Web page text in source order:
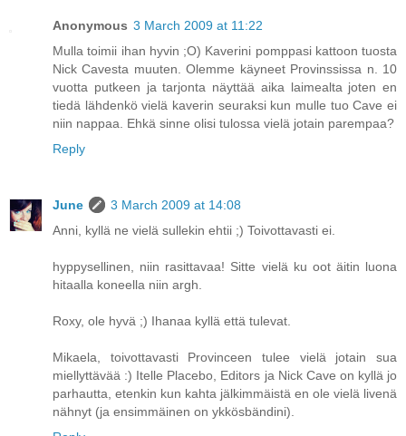
Anonymous 3 March 2009 at 11:22
Mulla toimii ihan hyvin ;O) Kaverini pomppasi kattoon tuosta
Nick Cavesta muuten. Olemme käyneet Provinssissa n. 10
vuotta putkeen ja tarjonta näyttää aika laimealta joten en
tiedä lähdenkö vielä kaverin seuraksi kun mulle tuo Cave ei
niin nappaa. Ehkä sinne olisi tulossa vielä jotain parempaa?
Reply
June
3 March 2009 at 14:08
Anni, kyllä ne vielä sullekin ehtii ;) Toivottavasti ei.
hyppysellinen, niin rasittavaa! Sitte vielä ku oot äitin luona
hitaalla koneella niin argh.
Roxy, ole hyvä ;) Ihanaa kyllä että tulevat.
Mikaela, toivottavasti Provinceen tulee vielä jotain sua
miellyttävää :) Itelle Placebo, Editors ja Nick Cave on kyllä jo
parhautta, etenkin kun kahta jälkimmäistä en ole vielä livenä
nähnyt (ja ensimmäinen on ykkösbändini).